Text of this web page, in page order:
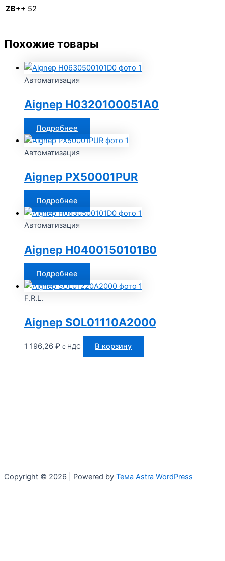
ZB++ 52
Похожие товары
Автоматизация
Aignep H0320100051A0
Подробнее
Автоматизация
Aignep PX50001PUR
Подробнее
Автоматизация
Aignep H0400150101B0
Подробнее
F.R.L.
Aignep SOL01110A2000
1 196,26 ₽ с НДС В корзину
Copyright © 2026 | Powered by Тема Astra WordPress